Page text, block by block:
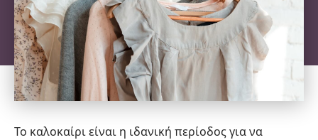
Το καλοκαίρι είναι η ιδανική περίοδος για να